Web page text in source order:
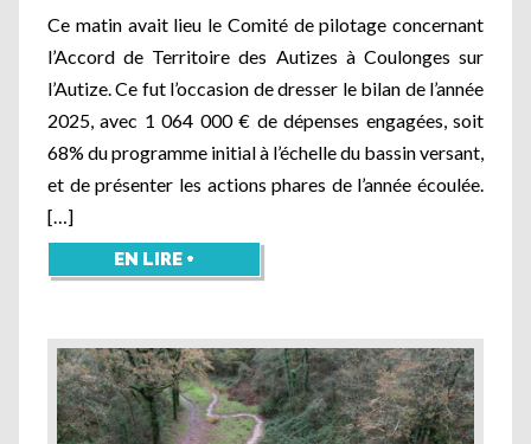
Ce matin avait lieu le Comité de pilotage concernant
l’Accord de Territoire des Autizes à Coulonges sur
l’Autize. Ce fut l’occasion de dresser le bilan de l’année
2025, avec 1 064 000 € de dépenses engagées, soit
68% du programme initial à l’échelle du bassin versant,
et de présenter les actions phares de l’année écoulée.
[…]
EN LIRE +